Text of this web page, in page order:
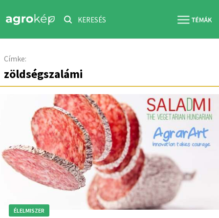
KERESÉS
Címke:
zöldségszalámi
ÉLELMISZER